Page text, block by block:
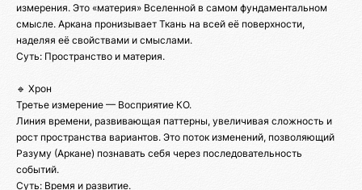
измерения. Это «материя» Вселенной в самом фундаментальном
смысле. Аркана пронизывает Ткань на всей её поверхности,
наделяя её свойствами и смыслами.
Суть: Пространство и материя.
🔹 Хрон
Третье измерение — Восприятие КО.
Линия времени, развивающая паттерны, увеличивая сложность и
рост пространства вариантов. Это поток изменений, позволяющий
Разуму (Аркане) познавать себя через последовательность
событий.
Суть: Время и развитие.